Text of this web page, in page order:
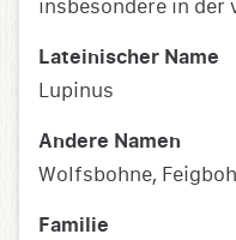
insbesondere in der
Lateinischer Name
Lupinus
Andere Namen
Wolfsbohne,
Familie